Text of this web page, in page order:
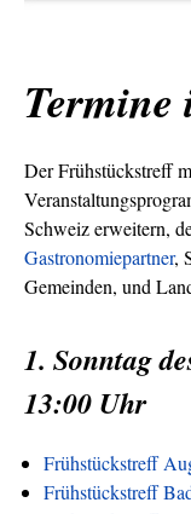
Der Frühstückstreff
Schweiz erweitern,
Gastronomiepartner,
Gemeinden, und
1. Sonntag
13:00 Uhr
Frühstückstreff
Frühstückstreff